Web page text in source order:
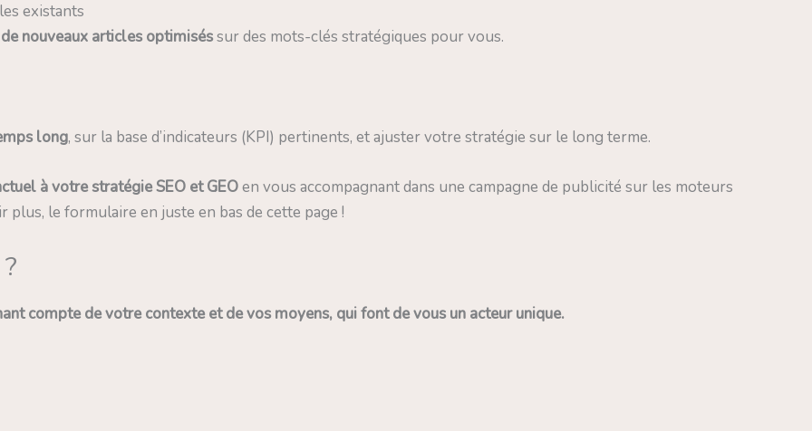
existants
nouveaux articles optimiséssur des mots-clés stratégiques pour vous.
long, sur la base d’indicateurs (KPI) pertinents, et ajuster votre stratégie sur le long terme.
à votre stratégie SEO et GEOen vous accompagnant dans une campagne de publicité sur les moteurs
plus, le formulaire en juste en bas de cette page !
compte de votre contexte et de vos moyens, qui font de vous un acteur unique.